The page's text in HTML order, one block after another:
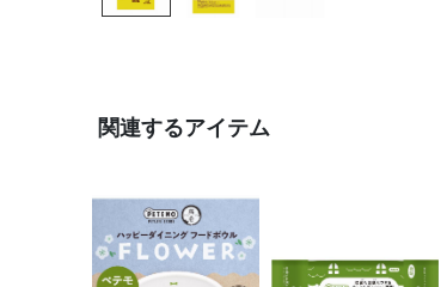
関連するアイテム